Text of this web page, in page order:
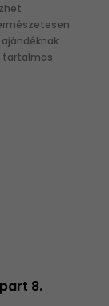
tartalmas
8.